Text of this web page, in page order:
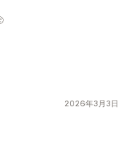
2026年3月3日